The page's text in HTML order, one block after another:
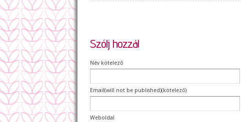
Szólj hozzá!
Név kötelező
Email(will not be published)(kötelező)
Weboldal